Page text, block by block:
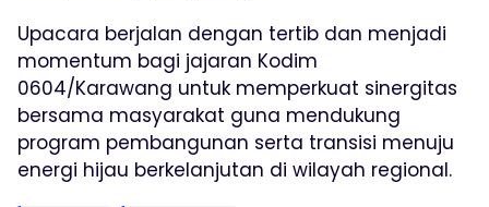
Upacara berjalan dengan tertib dan menjadi
momentum bagi jajaran Kodim
0604/Karawang untuk memperkuat sinergitas
bersama masyarakat guna mendukung
program pembangunan serta transisi menuju
energi hijau berkelanjutan di wilayah regional.